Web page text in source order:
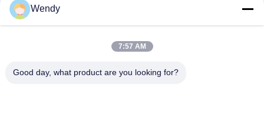
Automatische rollende machine voor niet-geweven stoffen.
Met kantbesturingssysteem. Stoffeninspectieapparatuur.
G278 Stoffen oscillerende slijtage tester en leer Wyzenbeek
Wendy
7:57 AM
Good day, what product are you looking for?